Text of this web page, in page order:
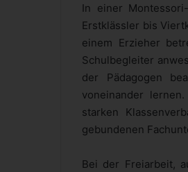
In einer
Erstklässler bis
einem Erzieher
Schulbegleiter
der Pädagogen
voneinander
starken
gebundenen
Bei der Freiarbeit,